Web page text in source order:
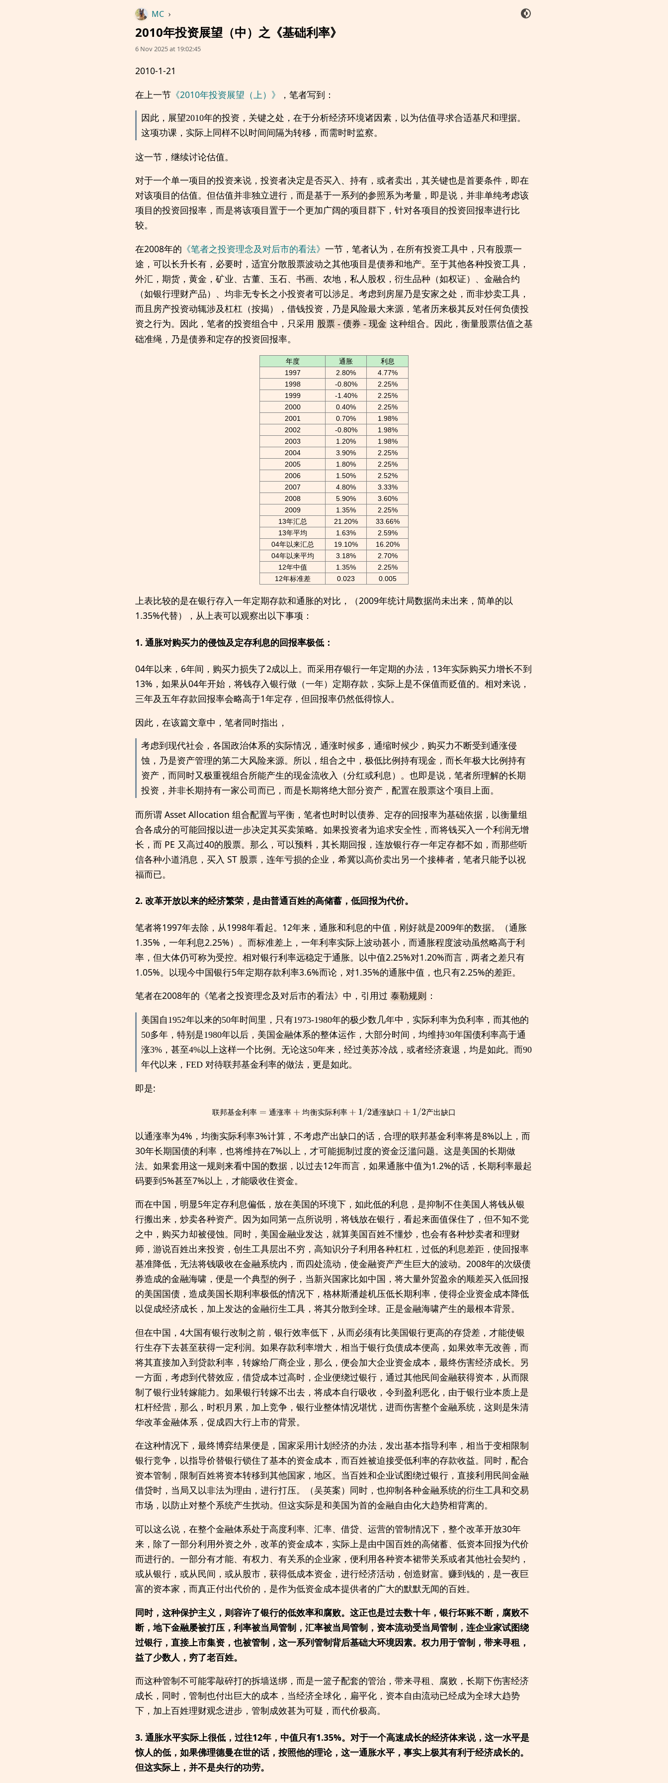
MC ›
2010年投资展望（中）之《基础利率》
6 Nov 2025 at 19:02:45
2010-1-21
在上一节 《2010年投资展望（上）》 ，笔者写到：
因此，展望2010年的投资，关键之处，在于分析经济环境诸因素，以为估值寻求合适基尺和理据。
这项功课，实际上同样不以时间间隔为转移，而需时时监察。
这一节，继续讨论估值。
对于一个单一项目的投资来说，投资者决定是否买入、持有，或者卖出，其关键也是首要条件，即在
对该项目的估值。但估值并非独立进行，而是基于一系列的参照系为考量，即是说，并非单纯考虑该
项目的投资回报率，而是将该项目置于一个更加广阔的项目群下，针对各项目的投资回报率进行比
较。
在2008年的 《笔者之投资理念及对后市的看法》 一节，笔者认为，在所有投资工具中，只有股票一
途，可以长升长有，必要时，适宜分散股票波动之其他项目是债券和地产。至于其他各种投资工具，
外汇，期货，黄金，矿业、古董、玉石、书画、农地，私人股权，衍生品种（如权证）、金融合约
（如银行理财产品）、均非无专长之小投资者可以涉足。考虑到房屋乃是安家之处，而非炒卖工具，
而且房产投资动辄涉及杠杠（按揭），借钱投资，乃是风险最大来源，笔者历来极其反对任何负债投
资之行为。因此，笔者的投资组合中，只采用 股票 - 债券 - 现金 这种组合。因此，衡量股票估值之基
础准绳，乃是债券和定存的投资回报率。
年度 通胀 利息
1997 2.80%
4.77%
1998
-0.80%
2.25%
1999
-1.40%
2.25%
2000
0.40%
2.25%
2001
0.70%
1.98%
2002
-0.80%
1.98%
2003
1.20%
1.98%
2004
3.90%
2.25%
2005
1.80%
2.25%
2006
1.50%
2.52%
2007
4.80%
3.33%
2008
5.90%
3.60%
2009
1.35%
2.25%
13年汇总
21.20%
33.66%
13年平均
1.63%
2.59%
04年以来汇总
19.10%
16.20%
04年以来平均
3.18%
2.70%
12年中值
1.35%
2.25%
12年标准差
0.023 0.005
上表比较的是在银行存入一年定期存款和通胀的对比，（2009年统计局数据尚未出来，简单的以
1.35%代替），从上表可以观察出以下事项：
1. 通胀对购买力的侵蚀及定存利息的回报率极低：
04年以来，6年间，购买力损失了2成以上。而采用存银行一年定期的办法，13年实际购买力增长不到
13%，如果从04年开始，将钱存入银行做（一年）定期存款，实际上是不保值而贬值的。相对来说，
三年及五年存款回报率会略高于1年定存，但回报率仍然低得惊人。
因此，在该篇文章中，笔者同时指出，
考虑到现代社会，各国政治体系的实际情况，通涨时候多，通缩时候少，购买力不断受到通涨侵
蚀，乃是资产管理的第二大风险来源。所以，组合之中，极低比例持有现金，而长年极大比例持有
资产，而同时又极重视组合所能产生的现金流收入（分红或利息）。也即是说，笔者所理解的长期
投资，并非长期持有一家公司而已，而是长期将绝大部分资产，配置在股票这个项目上面。
而所谓 Asset Allocation 组合配置与平衡，笔者也时时以债券、定存的回报率为基础依据，以衡量组
合各成分的可能回报以进一步决定其买卖策略。如果投资者为追求安全性，而将钱买入一个利润无增
长，而 PE 又高过40的股票。那么，可以预料，其长期回报，连放银行存一年定存都不如，而那些听
信各种小道消息，买入 ST 股票，连年亏损的企业，希冀以高价卖出另一个接棒者，笔者只能予以祝
福而已。
2. 改革开放以来的经济繁荣，是由普通百姓的高储蓄，低回报为代价。
笔者将1997年去除，从1998年看起。12年来，通胀和利息的中值，刚好就是2009年的数据。（通胀
1.35%，一年利息2.25%）。而标准差上，一年利率实际上波动甚小，而通胀程度波动虽然略高于利
率，但大体仍可称为受控。相对银行利率远稳定于通胀。以中值2.25%对1.20%而言，两者之差只有
1.05%。以现今中国银行5年定期存款利率3.6%而论，对1.35%的通胀中值，也只有2.25%的差距。
笔者在2008年的《笔者之投资理念及对后市的看法》中，引用过 泰勒规则 ：
美国自1952年以来的50年时间里，只有1973-1980年的极少数几年中，实际利率为负利率，而其他的
50多年，特别是1980年以后，美国金融体系的整体运作，大部分时间，均维持30年国债利率高于通
涨3%，甚至4%以上这样一个比例。无论这50年来，经过美苏冷战，或者经济衰退，均是如此。而90
年代以来，FED 对待联邦基金利率的做法，更是如此。
即是:
联邦基金利 率 通涨率 均衡实际利 率 通涨缺口 产出缺口
联邦基金 利率=通涨 率+均衡实际利率 +1 /2通涨缺口+1 /2 产出缺口
以通涨率为4%，均衡实际利率3%计算，不考虑产出缺口的话，合理的联邦基金利率将是8%以上，而
30年长期国债的利率，也将维持在7%以上，才可能扼制过度的资金泛滥问题。这是美国的长期做
法。如果套用这一规则来看中国的数据，以过去12年而言，如果通胀中值为1.2%的话，长期利率最起
码要到5%甚至7%以上，才能吸收住资金。
而在中国，明显5年定存利息偏低，放在美国的环境下，如此低的利息，是抑制不住美国人将钱从银
行搬出来，炒卖各种资产。因为如同第一点所说明，将钱放在银行，看起来面值保住了，但不知不觉
之中，购买力却被侵蚀。同时，美国金融业发达，就算美国百姓不懂炒，也会有各种炒卖者和理财
师，游说百姓出来投资，创生工具层出不穷，高知识分子利用各种杠杠，过低的利息差距，使回报率
基准降低，无法将钱吸收在金融系统内，而四处流动，使金融资产产生巨大的波动。2008年的次级债
券造成的金融海啸，便是一个典型的例子，当新兴国家比如中国，将大量外贸盈余的顺差买入低回报
的美国国债，造成美国长期利率极低的情况下，格林斯潘趁机压低长期利率，使得企业资金成本降低
以促成经济成长，加上发达的金融衍生工具，将其分散到全球。正是金融海啸产生的最根本背景。
但在中国，4大国有银行改制之前，银行效率低下，从而必须有比美国银行更高的存贷差，才能使银
行生存下去甚至获得一定利润。如果存款利率增大，相当于银行负债成本便高，如果效率无改善，而
将其直接加入到贷款利率，转嫁给厂商企业，那么，便会加大企业资金成本，最终伤害经济成长。另
一方面，考虑到代替效应，借贷成本过高时，企业便绕过银行，通过其他民间金融获得资本，从而限
制了银行业转嫁能力。如果银行转嫁不出去，将成本自行吸收，令到盈利恶化，由于银行业本质上是
杠杆经营，那么，时积月累，加上竞争，银行业整体情况堪忧，进而伤害整个金融系统，这则是朱清
华改革金融体系，促成四大行上市的背景。
在这种情况下，最终博弈结果便是，国家采用计划经济的办法，发出基本指导利率，相当于变相限制
银行竞争，以指导价替银行锁住了基本的资金成本，而百姓被迫接受低利率的存款收益。同时，配合
资本管制，限制百姓将资本转移到其他国家，地区。当百姓和企业试图绕过银行，直接利用民间金融
借贷时，当局又以非法为理由，进行打压。（吴英案）同时，也抑制各种金融系统的衍生工具和交易
市场，以防止对整个系统产生扰动。但这实际是和美国为首的金融自由化大趋势相背离的。
可以这么说，在整个金融体系处于高度利率、汇率、借贷、运营的管制情况下，整个改革开放30年
来，除了一部分利用外资之外，改革的资金成本，实际上是由中国百姓的高储蓄、低资本回报为代价
而进行的。一部分有才能、有权力、有关系的企业家，便利用各种资本裙带关系或者其他社会契约，
或从银行，或从民间，或从股市，获得低成本资金，进行经济活动，创造财富。赚到钱的，是一夜巨
富的资本家，而真正付出代价的，是作为低资金成本提供者的广大的默默无闻的百姓。
同时，这种保护主义，则容许了银行的低效率和腐败。这正也是过去数十年，银行坏账不断，腐败不
断，地下金融屡被打压，利率被当局管制，汇率被当局管制，资本流动受当局管制，连企业家试图绕
过银行，直接上市集资，也被管制，这一系列管制背后基础大环境因素。权力用于管制，带来寻租，
益了少数人，穷了老百姓。
而这种管制不可能零敲碎打的拆墙送绑，而是一篮子配套的管治，带来寻租、腐败，长期下伤害经济
成长，同时，管制也付出巨大的成本，当经济全球化，扁平化，资本自由流动已经成为全球大趋势
下，加上百姓理财观念进步，管制成效甚为可疑，而代价极高。
3. 通胀水平实际上很低，过往12年，中值只有1.35%。对于一个高速成长的经济体来说，这一水平是
惊人的低，如果佛理德曼在世的话，按照他的理论，这一通胀水平，事实上极其有利于经济成长的。
但这实际上，并不是央行的功劳。